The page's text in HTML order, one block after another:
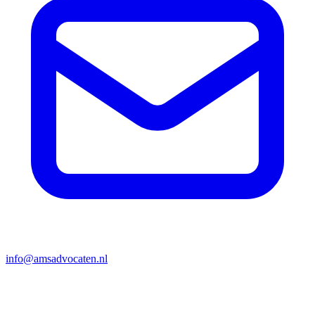
info@amsadvocaten.nl